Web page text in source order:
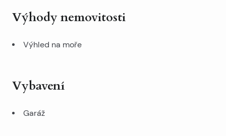
Výhody nemovitosti
Výhled na moře
Vybavení
Garáž